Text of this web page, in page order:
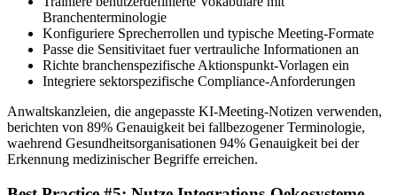
Branchenterminologie
Konfiguriere Sprecherrollen und typische Meeting-Formate
Passe die Sensitivitaet fuer vertrauliche Informationen an
Richte branchenspezifische Aktionspunkt-Vorlagen ein
Integriere sektorspezifische Compliance-Anforderungen
Anwaltskanzleien, die angepasste KI-Meeting-Notizen verwenden,
berichten von 89% Genauigkeit bei fallbezogener Terminologie,
waehrend Gesundheitsorganisationen 94% Genauigkeit bei der
Erkennung medizinischer Begriffe erreichen.